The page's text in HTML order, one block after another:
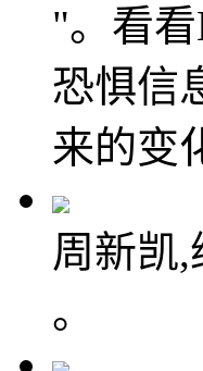
"。看
恐惧信
来的变
周新凯,
。